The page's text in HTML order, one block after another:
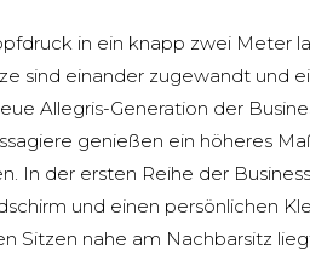
in ein knapp zwei
sind einander zugewandt und
Allegris-Generation der
genießen ein höheres
In der ersten Reihe der
und einen persönlichen
Sitzen nahe am Nachbarsitz